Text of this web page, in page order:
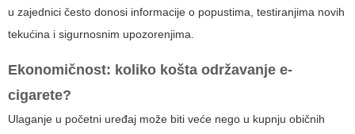
u zajednici često donosi informacije o popustima, testiranjima novih
tekućina i sigurnosnim upozorenjima.
Ekonomičnost: koliko košta održavanje e-
cigarete?
Ulaganje u početni uređaj može biti veće nego u kupnju običnih